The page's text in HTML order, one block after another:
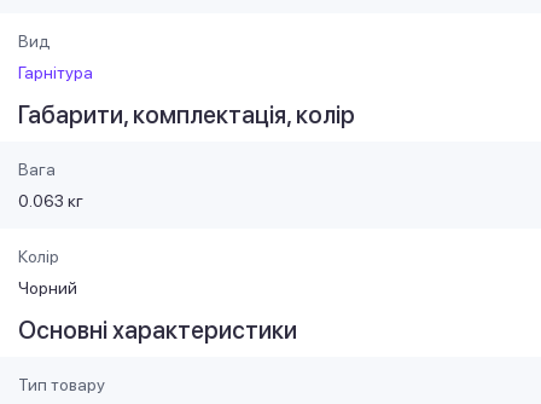
Вид
Гарнітура
Габарити, комплектація, колір
Вага
0.063 кг
Колір
Чорний
Основні характеристики
Тип товару